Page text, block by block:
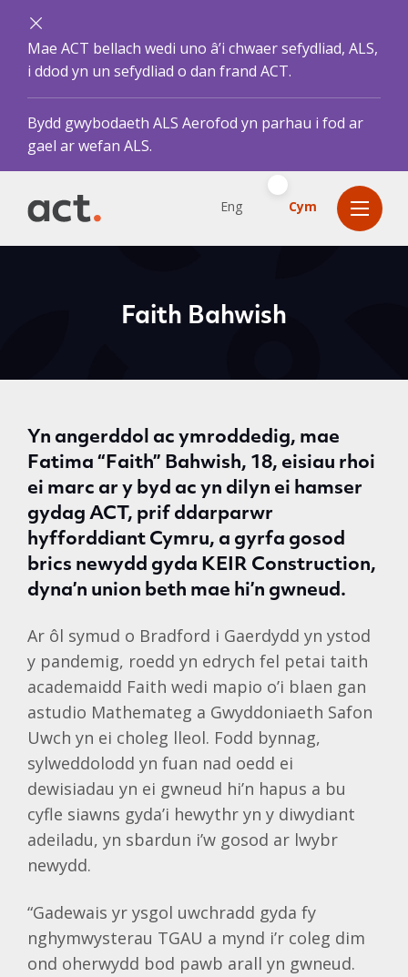
Mae ACT bellach wedi uno â’i chwaer sefydliad, ALS,
i ddod yn un sefydliad o dan frand ACT.
Bydd gwybodaeth ALS Aerofod yn parhau i fod ar
gael ar wefan ALS.
Eng Cym
Faith Bahwish
Yn angerddol ac ymroddedig, mae
Fatima “Faith” Bahwish, 18, eisiau rhoi
ei marc ar y byd ac yn dilyn ei hamser
gydag ACT, prif ddarparwr
hyfforddiant Cymru, a gyrfa gosod
brics newydd gyda KEIR Construction,
dyna’n union beth mae hi’n gwneud.
Ar ôl symud o Bradford i Gaerdydd yn ystod
y pandemig, roedd yn edrych fel petai taith
academaidd Faith wedi mapio o’i blaen gan
astudio Mathemateg a Gwyddoniaeth Safon
Uwch yn ei choleg lleol. Fodd bynnag,
sylweddolodd yn fuan nad oedd ei
dewisiadau yn ei gwneud hi’n hapus a bu
cyfle siawns gyda’i hewythr yn y diwydiant
adeiladu, yn sbardun i’w gosod ar lwybr
newydd.
“Gadewais yr ysgol uwchradd gyda fy
nghymwysterau TGAU a mynd i’r coleg dim
ond oherwydd bod pawb arall yn gwneud.